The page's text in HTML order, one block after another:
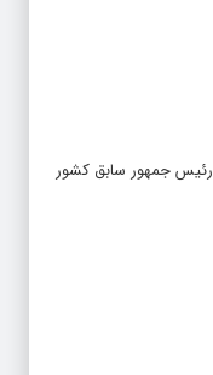
رئیس جمهور سابق کشور